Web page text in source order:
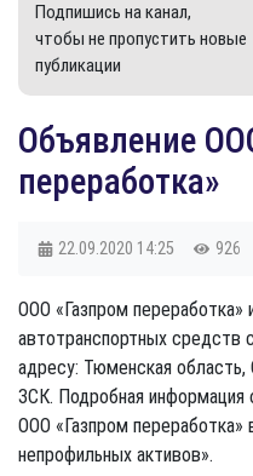
Подпишись на канал,
чтобы не пропустить новые
публикации
Объявление
переработка»
22.09.2020 14:25 926
ООО «Газпром переработка»
автотранспортных средств
адресу: Тюменская область,
ЗСК. Подробная информация
ООО «Газпром переработка»
непрофильных активов».